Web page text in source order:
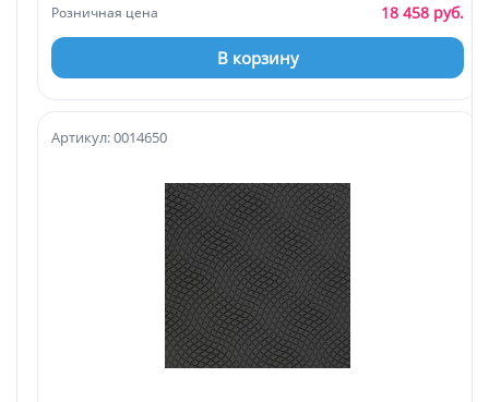
Розничная цена 18 458 руб.
В корзину
Артикул: 0014650